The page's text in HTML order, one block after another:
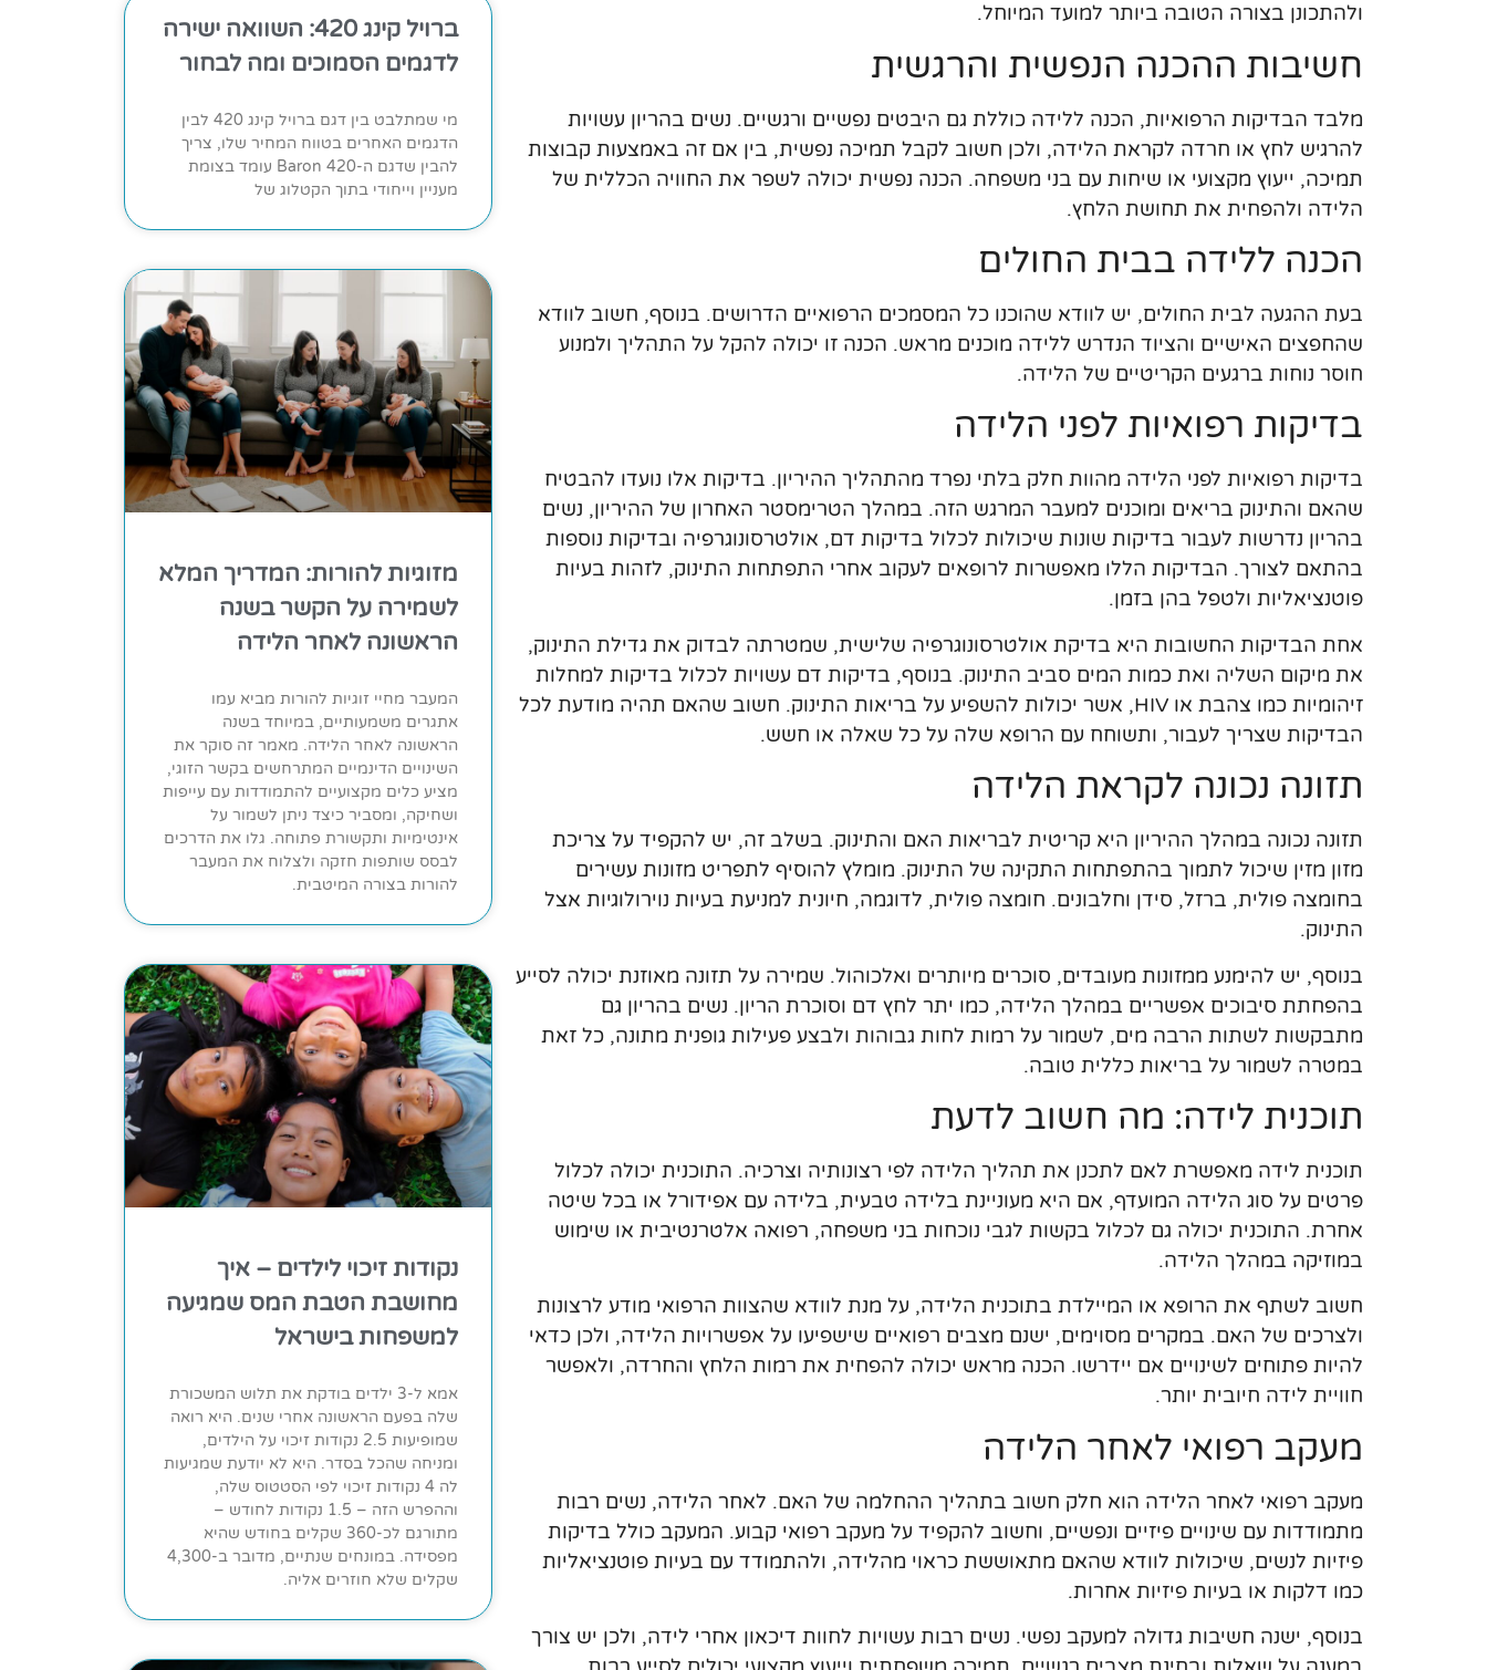
ולהתכונן בצורה הטובה ביותר למועד המיוחל.
חשיבות ההכנה הנפשית והרגשית
מלבד הבדיקות הרפואיות, הכנה ללידה כוללת גם היבטים נפשיים ורגשיים. נשים בהריון עשויות
להרגיש לחץ או חרדה לקראת הלידה, ולכן חשוב לקבל תמיכה נפשית, בין אם זה באמצעות קבוצות
תמיכה, ייעוץ מקצועי או שיחות עם בני משפחה. הכנה נפשית יכולה לשפר את החוויה הכללית של
הלידה ולהפחית את תחושת הלחץ.
הכנה ללידה בבית החולים
בעת ההגעה לבית החולים, יש לוודא שהוכנו כל המסמכים הרפואיים הדרושים. בנוסף, חשוב לוודא
שהחפצים האישיים והציוד הנדרש ללידה מוכנים מראש. הכנה זו יכולה להקל על התהליך ולמנוע
חוסר נוחות ברגעים הקריטיים של הלידה.
בדיקות רפואיות לפני הלידה
בדיקות רפואיות לפני הלידה מהוות חלק בלתי נפרד מהתהליך ההיריון. בדיקות אלו נועדו להבטיח
שהאם והתינוק בריאים ומוכנים למעבר המרגש הזה. במהלך הטרימסטר האחרון של ההיריון, נשים
בהריון נדרשות לעבור בדיקות שונות שיכולות לכלול בדיקות דם, אולטרסונוגרפיה ובדיקות נוספות
בהתאם לצורך. הבדיקות הללו מאפשרות לרופאים לעקוב אחרי התפתחות התינוק, לזהות בעיות
פוטנציאליות ולטפל בהן בזמן.
אחת הבדיקות החשובות היא בדיקת אולטרסונוגרפיה שלישית, שמטרתה לבדוק את גדילת התינוק,
את מיקום השליה ואת כמות המים סביב התינוק. בנוסף, בדיקות דם עשויות לכלול בדיקות למחלות
זיהומיות כמו צהבת או HIV, אשר יכולות להשפיע על בריאות התינוק. חשוב שהאם תהיה מודעת לכל
הבדיקות שצריך לעבור, ותשוחח עם הרופא שלה על כל שאלה או חשש.
תזונה נכונה לקראת הלידה
תזונה נכונה במהלך ההיריון היא קריטית לבריאות האם והתינוק. בשלב זה, יש להקפיד על צריכת
מזון מזין שיכול לתמוך בהתפתחות התקינה של התינוק. מומלץ להוסיף לתפריט מזונות עשירים
בחומצה פולית, ברזל, סידן וחלבונים. חומצה פולית, לדוגמה, חיונית למניעת בעיות נוירולוגיות אצל
התינוק.
בנוסף, יש להימנע ממזונות מעובדים, סוכרים מיותרים ואלכוהול. שמירה על תזונה מאוזנת יכולה לסייע
בהפחתת סיבוכים אפשריים במהלך הלידה, כמו יתר לחץ דם וסוכרת הריון. נשים בהריון גם
מתבקשות לשתות הרבה מים, לשמור על רמות לחות גבוהות ולבצע פעילות גופנית מתונה, כל זאת
במטרה לשמור על בריאות כללית טובה.
תוכנית לידה: מה חשוב לדעת
תוכנית לידה מאפשרת לאם לתכנן את תהליך הלידה לפי רצונותיה וצרכיה. התוכנית יכולה לכלול
פרטים על סוג הלידה המועדף, אם היא מעוניינת בלידה טבעית, בלידה עם אפידורל או בכל שיטה
אחרת. התוכנית יכולה גם לכלול בקשות לגבי נוכחות בני משפחה, רפואה אלטרנטיבית או שימוש
במוזיקה במהלך הלידה.
חשוב לשתף את הרופא או המיילדת בתוכנית הלידה, על מנת לוודא שהצוות הרפואי מודע לרצונות
ולצרכים של האם. במקרים מסוימים, ישנם מצבים רפואיים שישפיעו על אפשרויות הלידה, ולכן כדאי
להיות פתוחים לשינויים אם יידרשו. הכנה מראש יכולה להפחית את רמות הלחץ והחרדה, ולאפשר
חוויית לידה חיובית יותר.
מעקב רפואי לאחר הלידה
מעקב רפואי לאחר הלידה הוא חלק חשוב בתהליך ההחלמה של האם. לאחר הלידה, נשים רבות
מתמודדות עם שינויים פיזיים ונפשיים, וחשוב להקפיד על מעקב רפואי קבוע. המעקב כולל בדיקות
פיזיות לנשים, שיכולות לוודא שהאם מתאוששת כראוי מהלידה, ולהתמודד עם בעיות פוטנציאליות
כמו דלקות או בעיות פיזיות אחרות.
בנוסף, ישנה חשיבות גדולה למעקב נפשי. נשים רבות עשויות לחוות דיכאון אחרי לידה, ולכן יש צורך
ברויל קינג 420: השוואה ישירה
לדגמים הסמוכים ומה לבחור
מי שמתלבט בין דגם ברויל קינג 420 לבין
הדגמים האחרים בטווח המחיר שלו, צריך
להבין שדגם ה-Baron 420 עומד בצומת
מעניין וייחודי בתוך הקטלוג של
מזוגיות להורות: המדריך המלא
לשמירה על הקשר בשנה
הראשונה לאחר הלידה
המעבר מחיי זוגיות להורות מביא עמו
אתגרים משמעותיים, במיוחד בשנה
הראשונה לאחר הלידה. מאמר זה סוקר את
השינויים הדינמיים המתרחשים בקשר הזוגי,
מציע כלים מקצועיים להתמודדות עם עייפות
ושחיקה, ומסביר כיצד ניתן לשמור על
אינטימיות ותקשורת פתוחה. גלו את הדרכים
לבסס שותפות חזקה ולצלוח את המעבר
להורות בצורה המיטבית.
נקודות זיכוי לילדים – איך
מחושבת הטבת המס שמגיעה
למשפחות בישראל
אמא ל-3 ילדים בודקת את תלוש המשכורת
שלה בפעם הראשונה אחרי שנים. היא רואה
שמופיעות 2.5 נקודות זיכוי על הילדים,
ומניחה שהכל בסדר. היא לא יודעת שמגיעות
לה 4 נקודות זיכוי לפי הסטטוס שלה,
וההפרש הזה – 1.5 נקודות לחודש –
מתורגם לכ-360 שקלים בחודש שהיא
מפסידה. במונחים שנתיים, מדובר ב-4,300
שקלים שלא חוזרים אליה.